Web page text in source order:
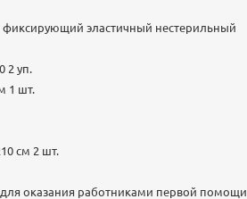
эластичный нестерильный
2 уп.
1 шт.
см 2 шт.
оказания работниками первой помощи